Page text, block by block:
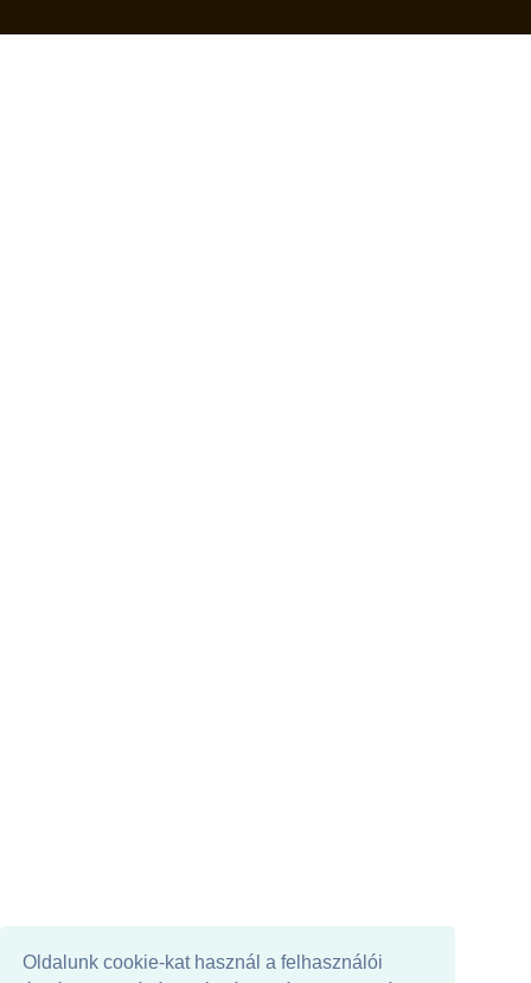
Oldalunk cookie-kat használ a felhasználói